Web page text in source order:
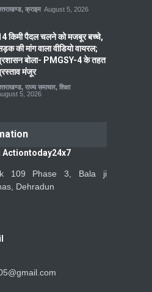
, क्राइम August 5, 2026
किमी पैदल चलने को मजबूर बच्चे,
की मांग वाला वीडियो वायरल;
बोला- PMGSY-4 के तहत
मंजूर
, राज्य समाचार, शिक्षा
5, 2026
Actiontoday24x7
109 Phase 3, Bala ji
Dehradun